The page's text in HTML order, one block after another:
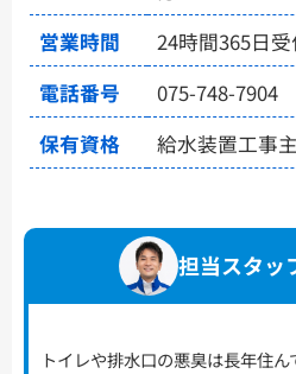
営業時間
24時間365日受
電話番号
075-748-7904
保有資格
給水装置工事
担当スタッ
トイレや排水口の悪臭は長年住